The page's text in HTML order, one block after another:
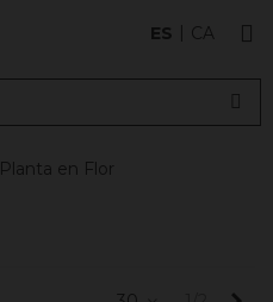
ES CA
Planta en Flor